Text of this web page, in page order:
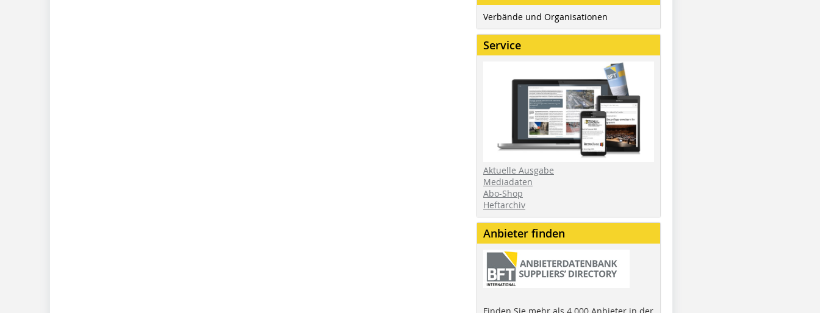
Verbände und Organisationen
Service
Aktuelle Ausgabe
Mediadaten
Abo-Shop
Heftarchiv
Anbieter finden